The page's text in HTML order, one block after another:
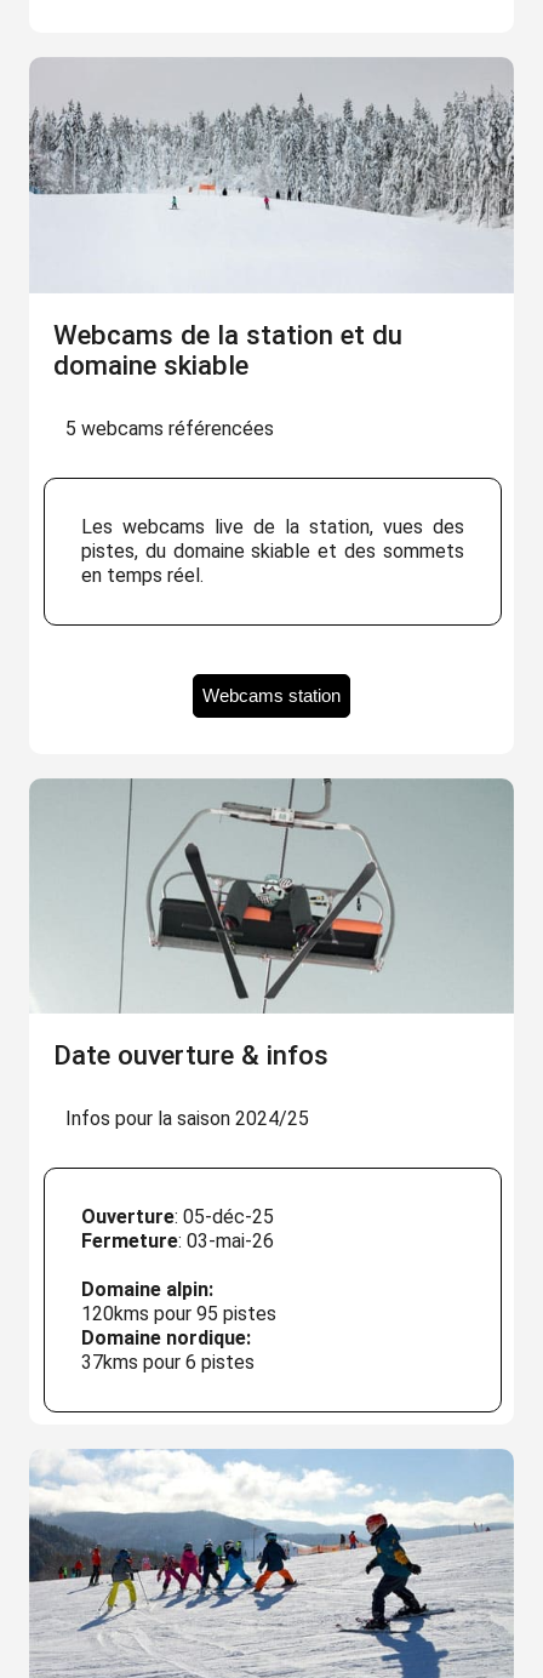
Webcams de la station et du
domaine skiable
5 webcams référencées
Les webcams live de la station, vues des
pistes, du domaine skiable et des sommets
en temps réel.
Webcams station
Date ouverture & infos
Infos pour la saison 2024/25
Ouverture: 05-déc-25
Fermeture: 03-mai-26
Domaine alpin:
120kms pour 95 pistes
Domaine nordique:
37kms pour 6 pistes